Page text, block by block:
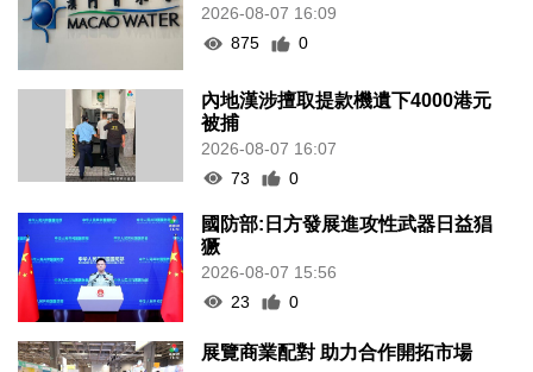
2026-08-07 16:09
875
0
內地漢涉擅取提款機遺下4000港元
被捕
2026-08-07 16:07
73
0
國防部:日方發展進攻性武器日益猖
獗
2026-08-07 15:56
23
0
展覽商業配對 助力合作開拓市場